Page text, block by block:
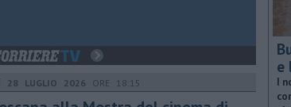
28 LUGLIO 2026 ORE 18:15
e
I